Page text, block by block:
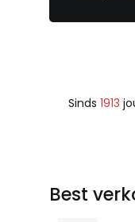
Sinds 1913
Best